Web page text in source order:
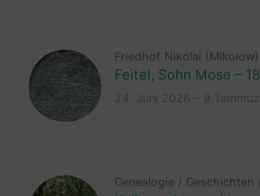
Friedhof Nikolai (Mikolow)
Feitel, Sohn Mose –
Genealogie / Geschichten /